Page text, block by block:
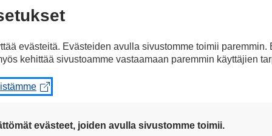
evästeitä. Evästeiden avulla sivustomme toimii paremmin.
kehittää sivustoamme vastaamaan paremmin käyttäjien
evästeet, joiden avulla sivustomme toimii.